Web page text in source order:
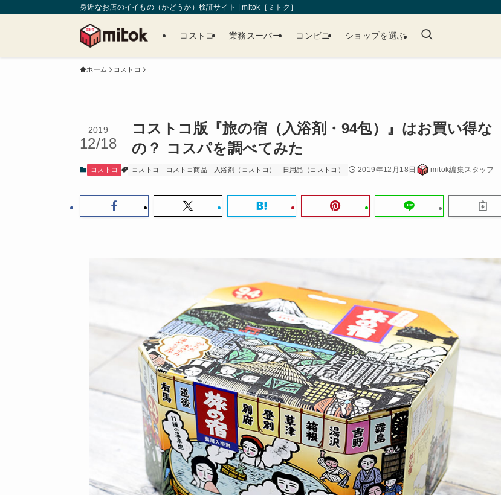
身近なお店のイイもの（かどうか）検証サイト | mitok［ミトク］
コストコ 業務スーパー コンビニ ショップを選ぶ
ホーム コストコ
コストコ版『旅の宿（入浴剤・94包）』はお買い得な
の？ コスパを調べてみた
2019
12/18
コストコ コストコ コストコ商品 入浴剤（コストコ） 日用品（コストコ） 2019年12月18日 mitok編集スタッフ